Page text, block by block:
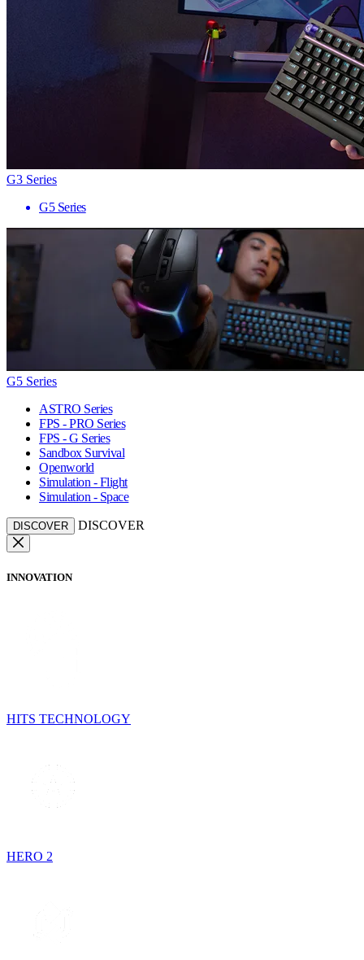
G3 Series
G5 Series
G5 Series
ASTRO Series
FPS - PRO Series
FPS - G Series
Sandbox Survival
Openworld
Simulation - Flight
Simulation - Space
DISCOVER DISCOVER
INNOVATION
HITS TECHNOLOGY
HERO 2